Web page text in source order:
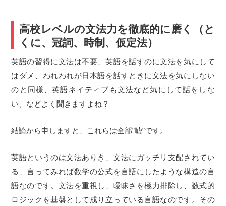
高校レベルの文法力を徹底的に磨く（と
くに、冠詞、時制、仮定法）
英語の習得に文法は不要、英語を話すのに文法を気にして
はダメ、われわれが日本語を話すときに文法を気にしない
のと同様、英語ネイティブも文法など気にして話をしな
い、などよく聞きますよね？
結論から申しますと、これらは全部”嘘”です。
英語というのは文法ありき、文法にガッチリ支配されてい
る、言ってみれば数学の公式を言語にしたような構造の言
語なのです。文法を重視し、曖昧さを極力排除し、数式的
ロジックを基盤として成り立っている言語なのです。その